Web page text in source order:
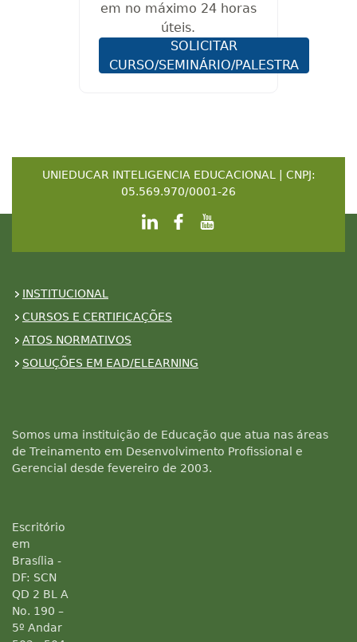
em no máximo 24 horas
úteis.
SOLICITAR
CURSO/SEMINÁRIO/PALESTRA
UNIEDUCAR INTELIGENCIA EDUCACIONAL | CNPJ:
05.569.970/0001-26
INSTITUCIONAL
CURSOS E CERTIFICAÇÕES
ATOS NORMATIVOS
SOLUÇÕES EM EAD/ELEARNING
Somos uma instituição de Educação que atua nas áreas
de Treinamento em Desenvolvimento Profissional e
Gerencial desde fevereiro de 2003.
Escritório
em
Brasília -
DF: SCN
QD 2 BL A
No. 190 –
5º Andar